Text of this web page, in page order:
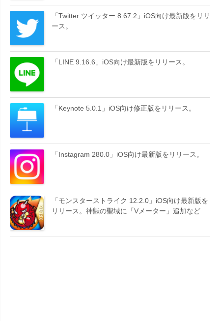
「Twitter ツイッター 8.67.2」iOS向け最新版をリリ
ース。
「LINE 9.16.6」iOS向け最新版をリリース。
「Keynote 5.0.1」iOS向け修正版をリリース。
「Instagram 280.0」iOS向け最新版をリリース。
「モンスターストライク 12.2.0」iOS向け最新版を
リリース。神獣の聖域に「Vメーター」追加など